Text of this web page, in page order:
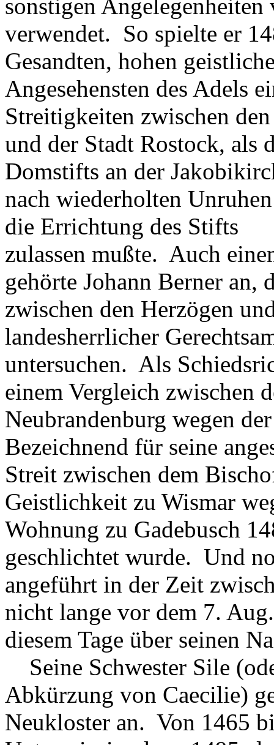
sonstigen
verwendet. So spielte er
Gesandten, hohen
Angesehensten des Adels
Streitigkeiten zwischen
und der Stadt Rostock, als
Domstifts an der
nach wiederholten
die Errichtung des Stifts
zulassen mußte. Auch
gehörte Johann Berner an,
zwischen den Herzögen
landesherrlicher
untersuchen. Als
einem Vergleich zwischen
Neubrandenburg wegen
Bezeichnend für seine
Streit zwischen dem
Geistlichkeit zu Wismar
Wohnung zu Gadebusch
geschlichtet wurde. Und
angeführt in der Zeit
nicht lange vor dem 7.
diesem Tage über seinen
Seine Schwester Sile
Abkürzung von Caecilie)
Neukloster an. Von 1465